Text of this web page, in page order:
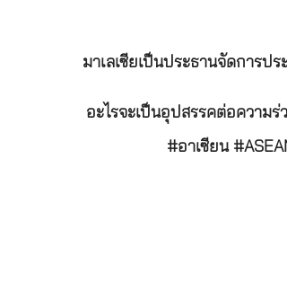
มาเลเซียเป็นประธานจัดการป
อะไรจะเป็นอุปสรรคต่อความ
#อาเซียน